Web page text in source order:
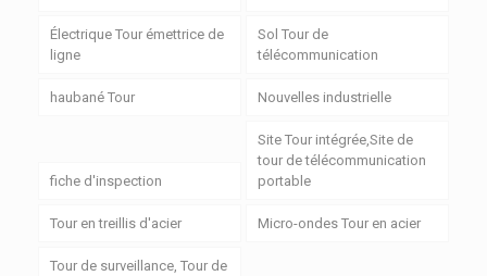
Électrique Tour émettrice de
ligne
Sol Tour de
télécommunication
haubané Tour Nouvelles industrielle
fiche d'inspection
Site Tour intégrée,Site de
tour de télécommunication
portable
Tour en treillis d'acier Micro-ondes Tour en acier
Tour de surveillance, Tour de